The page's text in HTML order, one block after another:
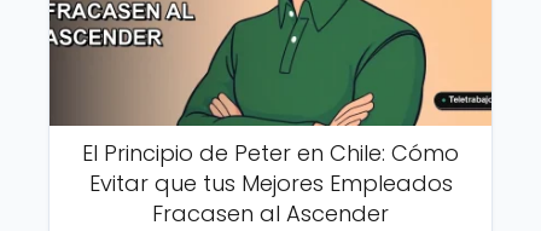
El Principio de Peter en Chile: Cómo
Evitar que tus Mejores Empleados
Fracasen al Ascender